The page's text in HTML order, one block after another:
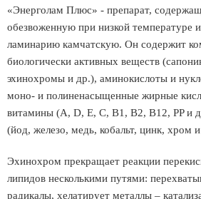
«Энерголам Плюс» - препарат,
обезвоженную при низкой температуре
ламинарию камчатскую. Он содержит
биологически активных веществ
эхинохромы и др.), аминокислоты и
моно- и полиненасыщенные жирные
витамины (A, D, E, C, B1, B2, B12, PP и
(йод, железо, медь, кобальт, цинк, хром
Эхинохром прекращает реакции
липидов несколькими путями:
радикалы, хелатирует металлы –